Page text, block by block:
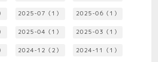
2025-07（1） 2025-06（1）
2025-04（1） 2025-03（1）
2024-12（2） 2024-11（1）